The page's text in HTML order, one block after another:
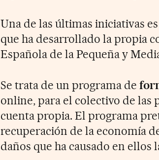
Una de las últimas iniciativas
que ha desarrollado la propia
Española de la Pequeña y
Se trata de un programa de
online, para el colectivo de las
cuenta propia. El programa
recuperación de la economía
daños que ha causado en